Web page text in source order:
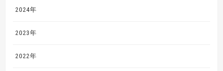
2024年
2023年
2022年